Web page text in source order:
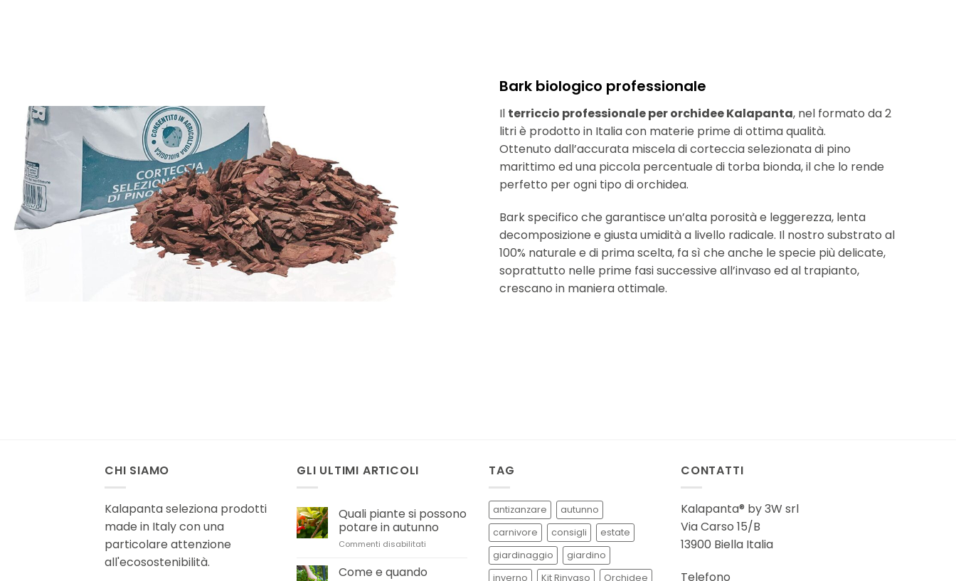
Bark biologico professionale
Il terriccio professionale per orchidee Kalapanta, nel formato da 2
litri è prodotto in Italia con materie prime di ottima qualità.
Ottenuto dall’accurata miscela di corteccia selezionata di pino
marittimo ed una piccola percentuale di torba bionda, il che lo rende
perfetto per ogni tipo di orchidea.
Bark specifico che garantisce un’alta porosità e leggerezza, lenta
decomposizione e giusta umidità a livello radicale. Il nostro substrato al
100% naturale e di prima scelta, fa sì che anche le specie più delicate,
soprattutto nelle prime fasi successive all’invaso ed al trapianto,
crescano in maniera ottimale.
CHI SIAMO
Kalapanta seleziona prodotti
made in Italy con una
particolare attenzione
all'ecosostenibilità.
GLI ULTIMI ARTICOLI
Quali piante si possono
potare in autunno
Commenti disabilitati
piante
Come e quando
TAG
antizanzare
autunno
carnivore
consigli
estate
giardinaggio
giardino
inverno
Kit Rinvaso Orchidee
CONTATTI
Kalapanta® by 3W srl
Via Carso 15/B
13900 Biella Italia
Telefono